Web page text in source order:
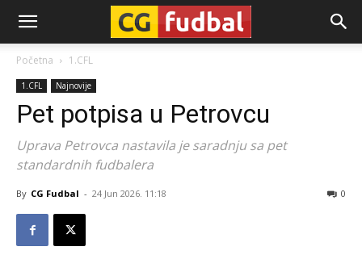
CG-
Fudbal
Početna 1.CFL
1.CFL Najnovije
Pet potpisa u Petrovcu
Uprava Petrovca nastavila je saradnju sa pet
standardnih fudbalera
By CG Fudbal - 24 Jun 2026. 11:18 0